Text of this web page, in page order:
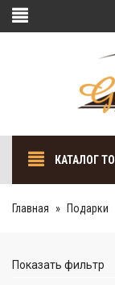
КАТАЛОГ
Главная Подарки
Показать фильтр